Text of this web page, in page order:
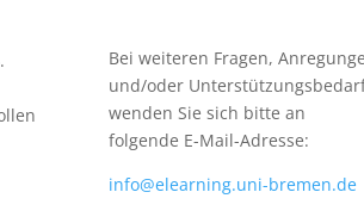
Bei weiteren Fragen,
und/oder
wenden Sie sich bitte an
folgende E-Mail-Adresse:
info@elearning.uni-bremen.de